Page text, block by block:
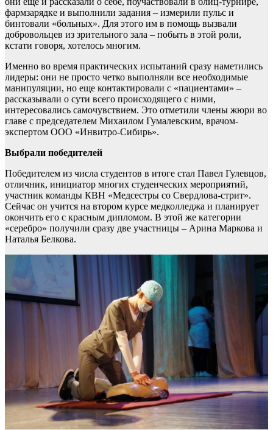
фармзарядке и выполнили задания – измерили пульс и
бинтовали «больных». Для этого им в помощь вызвали
добровольцев из зрительного зала – побыть в этой роли,
кстати говоря, хотелось многим.
Именно во время практических испытаний сразу наметились
лидеры: они не просто четко выполняли все необходимые
манипуляции, но еще контактировали с «пациентами» –
рассказывали о сути всего происходящего с ними,
интересовались самочувствием. Это отметили члены жюри во
главе с председателем Михаилом Гумалевским, врачом-
экспертом ООО «Инвитро-Сибирь».
Выбрали победителей
Победителем из числа студентов в итоге стал Павел Гулевцов,
отличник, инициатор многих студенческих мероприятий,
участник команды КВН «Медсестры со Свердлова-стрит».
Сейчас он учится на втором курсе медколледжа и планирует
окончить его с красным дипломом. В этой же категории
«серебро» получили сразу две участницы – Арина Маркова и
Наталья Белкова.